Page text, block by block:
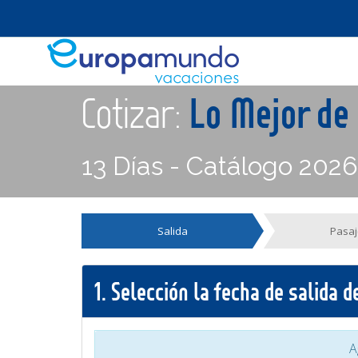
Cotizar: Lo Mejor
13 Días - Catálogo
Salida
1. Selección la fecha de salida